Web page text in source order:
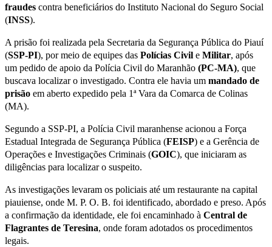
fraudes contra beneficiários do Instituto Nacional do Seguro Social
(INSS).
A prisão foi realizada pela Secretaria da Segurança Pública do Piauí
(SSP-PI), por meio de equipes das Polícias Civil e Militar, após
um pedido de apoio da Polícia Civil do Maranhão (PC-MA), que
buscava localizar o investigado. Contra ele havia um mandado de
prisão em aberto expedido pela 1ª Vara da Comarca de Colinas
(MA).
Segundo a SSP-PI, a Polícia Civil maranhense acionou a Força
Estadual Integrada de Segurança Pública (FEISP) e a Gerência de
Operações e Investigações Criminais (GOIC), que iniciaram as
diligências para localizar o suspeito.
As investigações levaram os policiais até um restaurante na capital
piauiense, onde M. P. O. B. foi identificado, abordado e preso. Após
a confirmação da identidade, ele foi encaminhado à Central de
Flagrantes de Teresina, onde foram adotados os procedimentos
legais.